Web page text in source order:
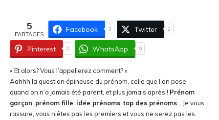
5
PARTAGES
Facebook 3 Twitter 2
Pinterest 0 WhatsApp 0
« Et alors? Vous l’appellerez comment? »
Aahhh la question épineuse du prénom, celle que l’on pose
quand on n’a jamais été parent, et plus jamais après ! Prénom
garçon prénom fille idée prénoms ,top des prénoms … Je vous
rassure, vous n’êtes pas les premiers et vous ne serez pas les